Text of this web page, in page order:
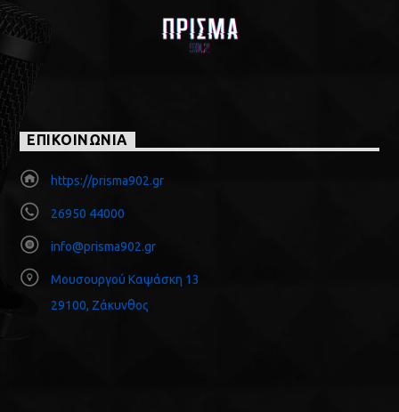
ΕΠΙΚΟΙΝΩΝΙΑ
https://prisma902.gr
26950 44000
info@prisma902.gr
Μουσουργού Καψάσκη 13
29100, Ζάκυνθος